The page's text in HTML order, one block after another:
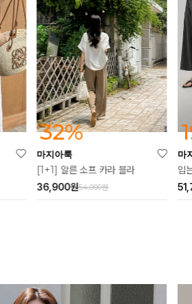
32%
마지아룩
[1+1] 알른 소프 카라 블라
54,000원
36,900원
마